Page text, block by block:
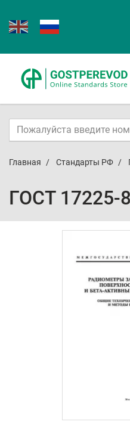
Главная Стандарты РФ
ГОСТ 17225-